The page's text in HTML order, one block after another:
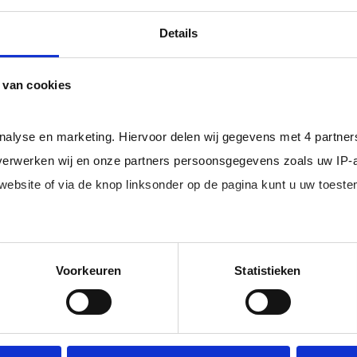
Details
cookies
en marketing. Hiervoor delen wij gegevens met 4
wij en onze partners persoonsgegevens zoals uw
of via de knop linksonder op de pagina kunt u uw
Voorkeuren Statistieken
dan het landelijke gemiddelde van ruim 20%
, zodat
in loondienst uit uw regio.
freelance
juiste kandidaten
No match? No pay!
als een
Ik
of
Je
krijgt